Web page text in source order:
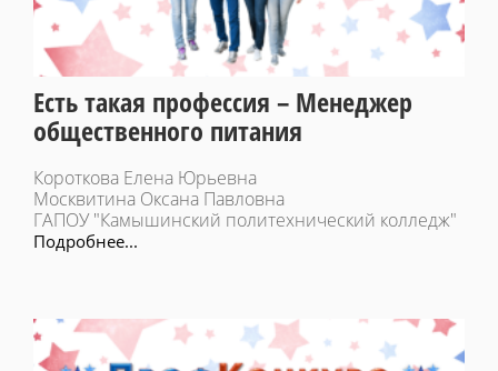
Есть такая профессия – Менеджер
общественного питания
Короткова Елена Юрьевна
Москвитина Оксана Павловна
ГАПОУ "Камышинский политехнический колледж"
Подробнее...